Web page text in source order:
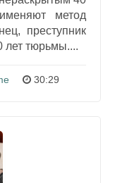
метод
преступник
лет тюрьмы....
30:29